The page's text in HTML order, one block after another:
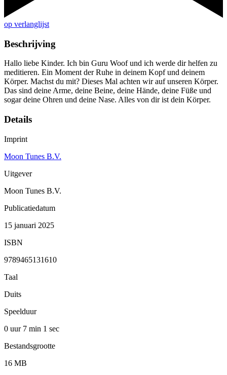
op verlanglijst
Beschrijving
Hallo liebe Kinder. Ich bin Guru Woof und ich werde dir helfen zu
meditieren. Ein Moment der Ruhe in deinem Kopf und deinem
Körper. Machst du mit? Dieses Mal achten wir auf unseren Körper.
Das sind deine Arme, deine Beine, deine Hände, deine Füße und
sogar deine Ohren und deine Nase. Alles von dir ist dein Körper.
Details
Imprint
Moon Tunes B.V.
Uitgever
Moon Tunes B.V.
Publicatiedatum
15 januari 2025
ISBN
9789465131610
Taal
Duits
Speelduur
0 uur 7 min 1 sec
Bestandsgrootte
16 MB